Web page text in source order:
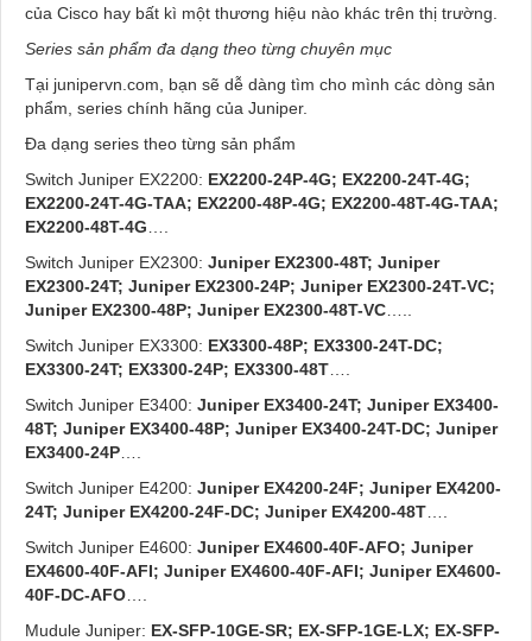
của Cisco hay bất kì một thương hiệu nào khác trên thị trường.
Series sản phẩm đa dạng theo từng chuyên mục
Tại junipervn.com, bạn sẽ dễ dàng tìm cho mình các dòng sản
phẩm, series chính hãng của Juniper.
Đa dạng series theo từng sản phẩm
Switch Juniper EX2200: EX2200-24P-4G; EX2200-24T-4G;
EX2200-24T-4G-TAA; EX2200-48P-4G; EX2200-48T-4G-TAA;
EX2200-48T-4G
Switch Juniper EX2300: Juniper EX2300-48T; Juniper
EX2300-24T; Juniper EX2300-24P; Juniper EX2300-24T-VC;
Juniper EX2300-48P; Juniper EX2300-48T-VC
Switch Juniper EX3300: EX3300-48P; EX3300-24T-DC;
EX3300-24T; EX3300-24P; EX3300-48T
Switch Juniper E3400: Juniper EX3400-24T; Juniper EX3400-
48T; Juniper EX3400-48P; Juniper EX3400-24T-DC; Juniper
EX3400-24P
Switch Juniper E4200: Juniper EX4200-24F; Juniper EX4200-
24T; Juniper EX4200-24F-DC; Juniper EX4200-48T
Switch Juniper E4600: Juniper EX4600-40F-AFO; Juniper
EX4600-40F-AFI; Juniper EX4600-40F-AFI; Juniper EX4600-
40F-DC-AFO
Mudule Juniper: EX-SFP-10GE-SR; EX-SFP-1GE-LX; EX-SFP-